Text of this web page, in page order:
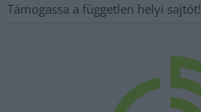
Támogassa a független helyi sajtót!